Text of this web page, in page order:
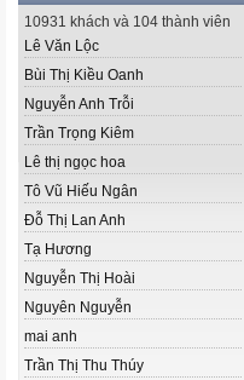
10931 khách và 104 thành viên
Lê Văn Lộc
Bùi Thị Kiều Oanh
Nguyễn Anh Trỗi
Trần Trọng Kiêm
Lê thị ngọc hoa
Tô Vũ Hiếu Ngân
Đỗ Thị Lan Anh
Tạ Hương
Nguyễn Thị Hoài
Nguyên Nguyễn
mai anh
Trần Thị Thu Thúy